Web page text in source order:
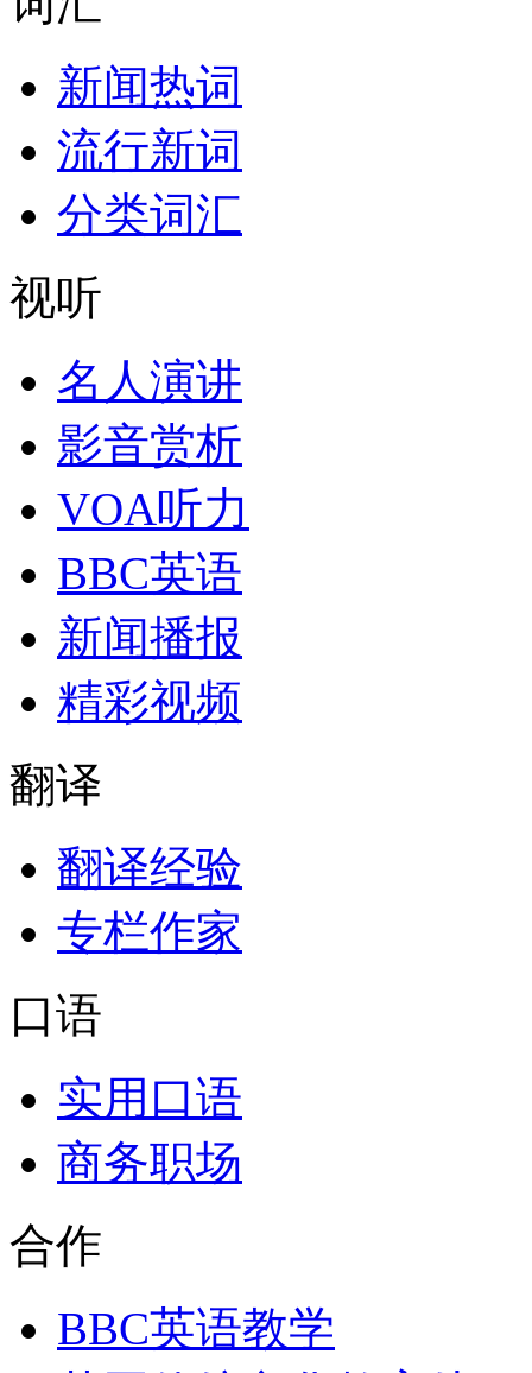
新闻热词
流行新词
分类词汇
视听
名人演讲
影音赏析
VOA听力
BBC英语
新闻播报
精彩视频
翻译
翻译经验
专栏作家
口语
实用口语
商务职场
合作
BBC英语教学